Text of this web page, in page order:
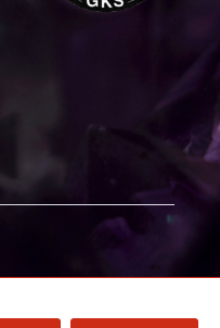
Kundenbewertungen